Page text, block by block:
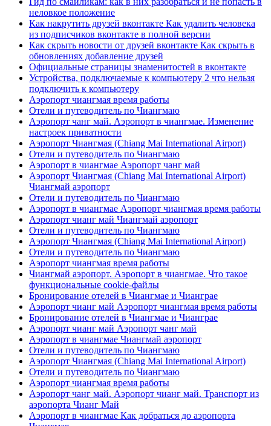
неловкое положение
Как накрутить друзей вконтакте Как удалить человека
из подписчиков вконтакте в полной версии
Как скрыть новости от друзей вконтакте Как скрыть в
обновлениях добавление друзей
Официальные страницы знаменитостей в вконтакте
Устройства, подключаемые к компьютеру 2 что нельзя
подключить к компьютеру
Аэропорт чиангмая время работы
Отели и путеводитель по Чиангмаю
Аэропорт чанг май. Аэропорт в чиангмае. Изменение
настроек приватности
Аэропорт Чиангмая (Chiang Mai International Airport)
Отели и путеводитель по Чиангмаю
Аэропорт в чиангмае Аэропорт чанг май
Аэропорт Чиангмая (Chiang Mai International Airport)
Чиангмай аэропорт
Отели и путеводитель по Чиангмаю
Аэропорт в чиангмае Аэропорт чиангмая время работы
Аэропорт чианг май Чиангмай аэропорт
Отели и путеводитель по Чиангмаю
Аэропорт Чиангмая (Chiang Mai International Airport)
Отели и путеводитель по Чиангмаю
Аэропорт чиангмая время работы
Чиангмай аэропорт. Аэропорт в чиангмае. Что такое
функциональные cookie-файлы
Бронирование отелей в Чиангмае и Чианграе
Аэропорт чианг май Аэропорт чиангмая время работы
Бронирование отелей в Чиангмае и Чианграе
Аэропорт чианг май Аэропорт чанг май
Аэропорт в чиангмае Чиангмай аэропорт
Отели и путеводитель по Чиангмаю
Аэропорт Чиангмая (Chiang Mai International Airport)
Отели и путеводитель по Чиангмаю
Аэропорт чиангмая время работы
Аэропорт чанг май. Аэропорт чианг май. Транспорт из
аэропорта Чианг Май
Аэропорт в чиангмае Как добраться до аэропорта